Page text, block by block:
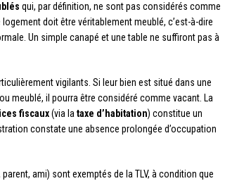
qui, par définition, ne sont pas considérés comme
doit être véritablement meublé, c’est-à-dire
Un simple canapé et une table ne suffiront pas à
vigilants. Si leur bien est situé dans une
meublé, il pourra être considéré comme vacant. La
fiscaux(via la taxe d’habitation) constitue un
constate une absence prolongée d’occupation
ami) sont exemptés de la TLV, à condition que